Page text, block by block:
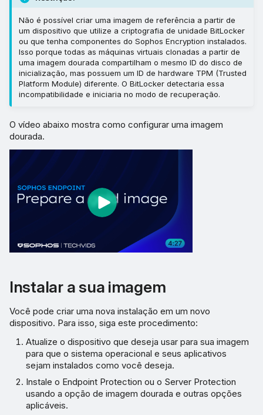
Não é possível criar uma imagem de referência a partir de
um dispositivo que utilize a criptografia de unidade BitLocker
ou que tenha componentes do Sophos Encryption instalados.
Isso porque todas as máquinas virtuais clonadas a partir de
uma imagem dourada compartilham o mesmo ID do disco de
inicialização, mas possuem um ID de hardware TPM (Trusted
Platform Module) diferente. O BitLocker detectaria essa
incompatibilidade e iniciaria no modo de recuperação.
O vídeo abaixo mostra como configurar uma imagem
dourada.
Instalar a sua imagem
Você pode criar uma nova instalação em um novo
dispositivo. Para isso, siga este procedimento:
Atualize o dispositivo que deseja usar para sua imagem
para que o sistema operacional e seus aplicativos
sejam instalados como você deseja.
Instale o Endpoint Protection ou o Server Protection
usando a opção de imagem dourada e outras opções
aplicáveis.